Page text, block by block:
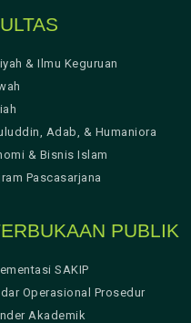
& Ilmu Keguruan
Adab, & Humaniora
& Bisnis Islam
Pascasarjana
PUBLIK
SAKIP
Operasional Prosedur
Akademik